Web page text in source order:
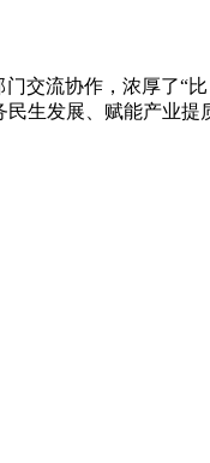
交流协作，浓厚了“
生发展、赋能产业提